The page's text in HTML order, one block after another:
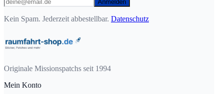
Anmelden
Kein Spam. Jederzeit abbestellbar. Datenschutz
Originale Missionspatchs seit 1994
Mein Konto